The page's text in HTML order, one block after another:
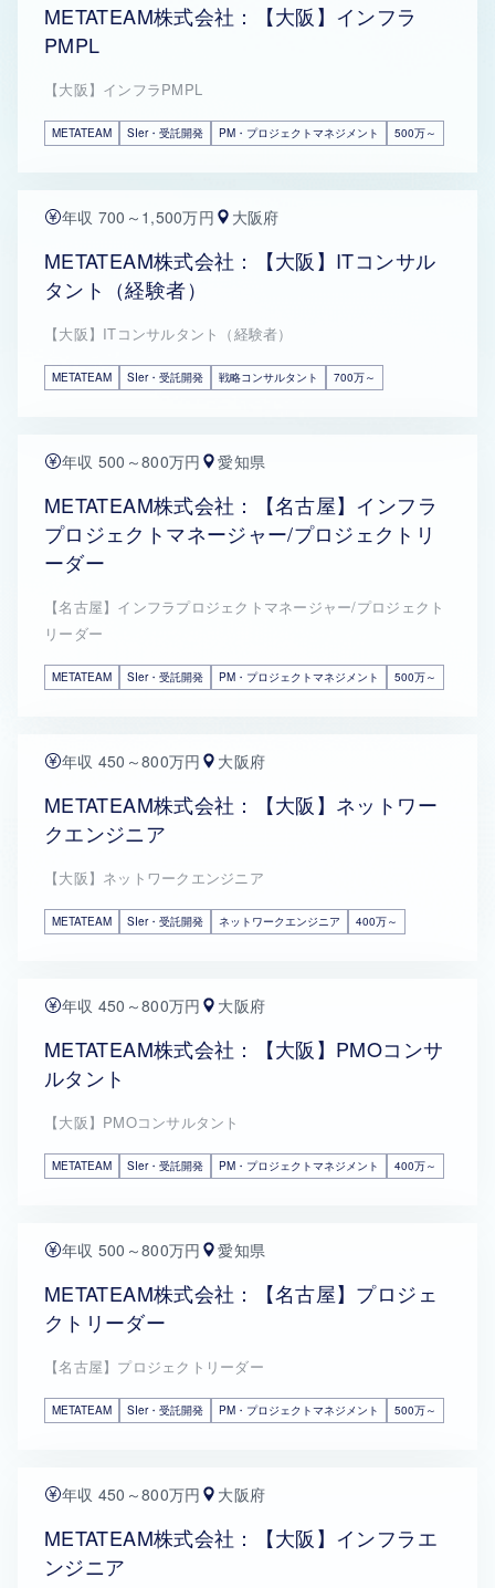
METATEAM株式会社：【大阪】インフラ
PMPL
【大阪】インフラPMPL
METATEAM SIer・受託開発 PM・プロジェクトマネジメント 500万～
年収 700～1,500万円 大阪府
METATEAM株式会社：【大阪】ITコンサル
タント（経験者）
【大阪】ITコンサルタント（経験者）
METATEAM SIer・受託開発 戦略コンサルタント 700万～
年収 500～800万円 愛知県
METATEAM株式会社：【名古屋】インフラ
プロジェクトマネージャー/プロジェクトリ
ーダー
【名古屋】インフラプロジェクトマネージャー/プロジェクト
リーダー
METATEAM SIer・受託開発 PM・プロジェクトマネジメント 500万～
年収 450～800万円 大阪府
METATEAM株式会社：【大阪】ネットワー
クエンジニア
【大阪】ネットワークエンジニア
METATEAM SIer・受託開発 ネットワークエンジニア 400万～
年収 450～800万円 大阪府
METATEAM株式会社：【大阪】PMOコンサ
ルタント
【大阪】PMOコンサルタント
METATEAM SIer・受託開発 PM・プロジェクトマネジメント 400万～
年収 500～800万円 愛知県
METATEAM株式会社：【名古屋】プロジェ
クトリーダー
【名古屋】プロジェクトリーダー
METATEAM SIer・受託開発 PM・プロジェクトマネジメント 500万～
年収 450～800万円 大阪府
METATEAM株式会社：【大阪】インフラエ
ンジニア